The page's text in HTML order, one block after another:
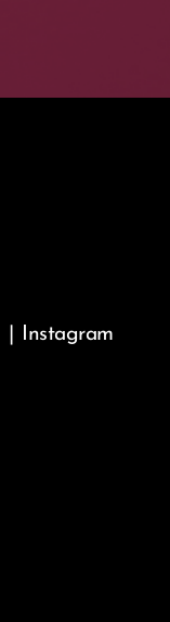
Instagram